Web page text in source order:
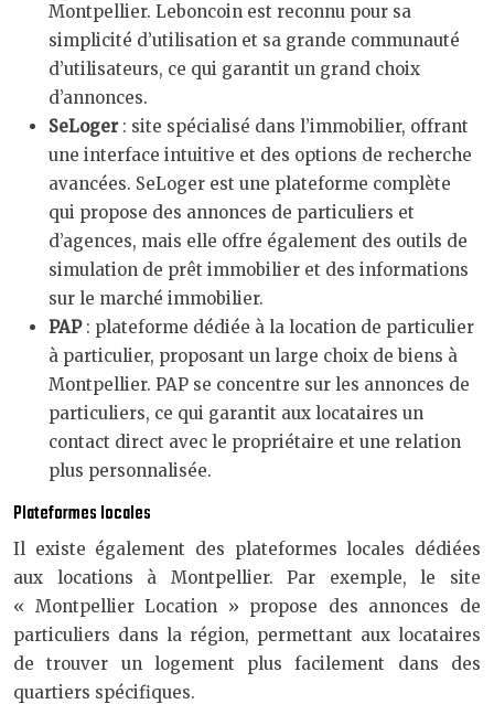
Montpellier. Leboncoin est reconnu pour sa
simplicité d’utilisation et sa grande communauté
d’utilisateurs, ce qui garantit un grand choix
d’annonces.
SeLoger : site spécialisé dans l’immobilier, offrant
une interface intuitive et des options de recherche
avancées. SeLoger est une plateforme complète
qui propose des annonces de particuliers et
d’agences, mais elle offre également des outils de
simulation de prêt immobilier et des informations
sur le marché immobilier.
PAP : plateforme dédiée à la location de particulier
à particulier, proposant un large choix de biens à
Montpellier. PAP se concentre sur les annonces de
particuliers, ce qui garantit aux locataires un
contact direct avec le propriétaire et une relation
plus personnalisée.
Plateformes locales
Il existe également des plateformes locales dédiées
aux locations à Montpellier. Par exemple, le site
« Montpellier Location » propose des annonces de
particuliers dans la région, permettant aux locataires
de trouver un logement plus facilement dans des
quartiers spécifiques.